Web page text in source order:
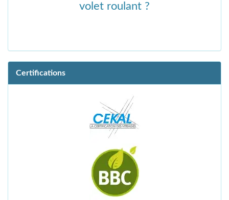
volet roulant ?
Certifications